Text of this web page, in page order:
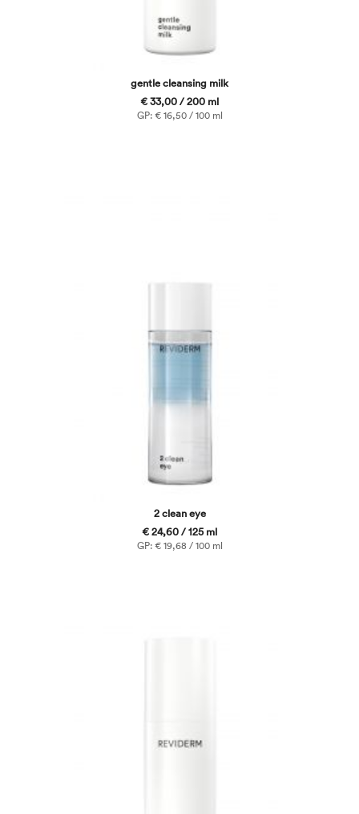
gentle cleansing milk
€ 33,00 / 200 ml
GP: € 16,50 / 100 ml
2 clean eye
€ 24,60 / 125 ml
GP: € 19,68 / 100 ml